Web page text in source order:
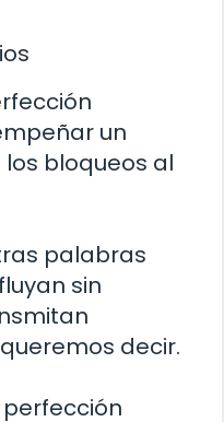
un
bloqueos al
palabras
sin
decir.